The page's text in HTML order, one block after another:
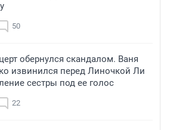
50
обернулся скандалом. Ваня
извинился перед Линочкой Ли
сестры под ее голос
22